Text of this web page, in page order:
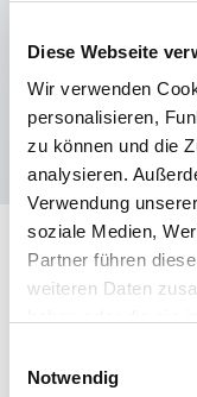
Diese Webseite
Wir verwenden
personalisieren,
zu können und die
analysieren.
Verwendung
soziale Medien,
Partner führen
weiteren Daten
Notwendig
Der
eine
Schutzart IP65
Spezifikationen
Aesthetic
Electrical